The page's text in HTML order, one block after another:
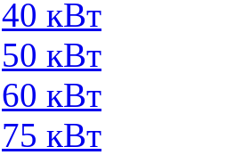
40 кВт
50 кВт
60 кВт
75 кВт